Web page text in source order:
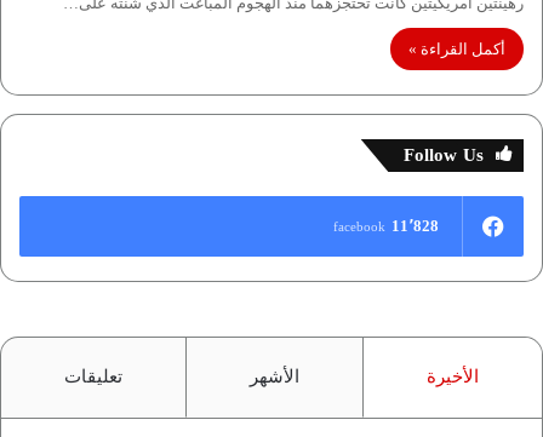
أكمل القراءة »
Follow Us
11٬828 facebook
الأخيرة الأشهر تعليقات